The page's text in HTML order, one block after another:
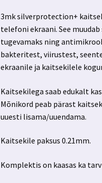
3mk silverprotection+
telefoni ekraani. See
tugevamaks ning
bakteritest, viirustest,
ekraanile ja kaitsekilele
Kaitsekilega saab edukalt
Mõnikord peab pärast
uuesti lisama/uuendama.
Kaitsekile paksus 0.21mm.
Komplektis on kaasas ka